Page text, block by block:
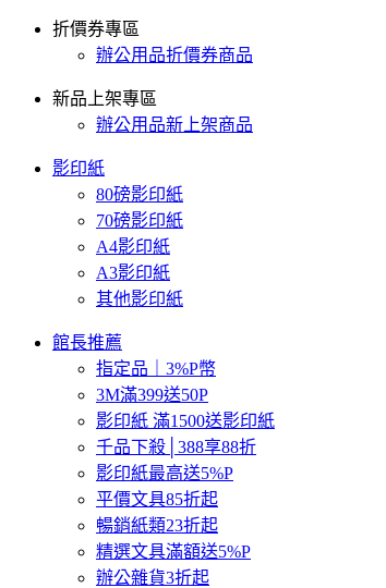
折價券專區
辦公用品折價券商品
新品上架專區
辦公用品新上架商品
影印紙
80磅影印紙
70磅影印紙
A4影印紙
A3影印紙
其他影印紙
館長推薦
指定品｜3%P幣
3M滿399送50P
影印紙 滿1500送影印紙
千品下殺│388享88折
影印紙最高送5%P
平價文具85折起
暢銷紙類23折起
精選文具滿額送5%P
辦公雜貨3折起